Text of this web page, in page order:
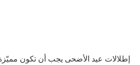
إطلالات عيد الأضحى يجب أن تكون